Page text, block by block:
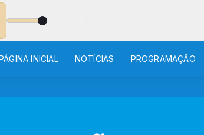
INICIAL NOTÍCIAS PROGRAMAÇÃO